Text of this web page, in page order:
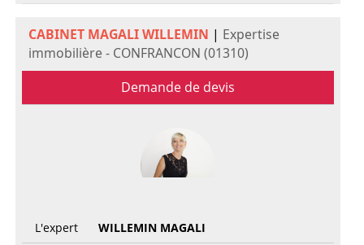
CABINET MAGALI WILLEMIN | Expertise
immobilière - CONFRANCON (01310)
Demande de devis
L'expert WILLEMIN MAGALI